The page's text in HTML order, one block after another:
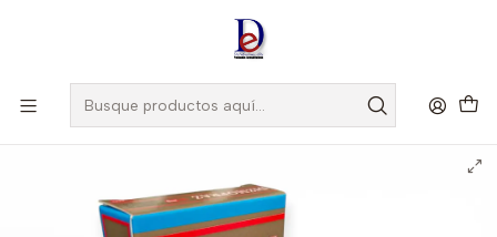
, Si eres nuevo regístrate
DIZMOPRAZ 30 MG X 28 CAP- LANZOPRAZOL 30 MG-
BIOQUIFAR- - UBI 3-D